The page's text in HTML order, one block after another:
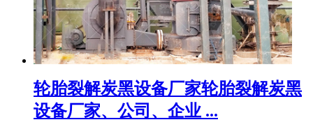
轮胎裂解炭黑设备厂家轮胎裂解炭黑
设备厂家、公司、企业 ...